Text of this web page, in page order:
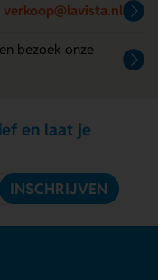
verkoop@lavista.nl
bezoek onze
en laat je
INSCHRIJVEN